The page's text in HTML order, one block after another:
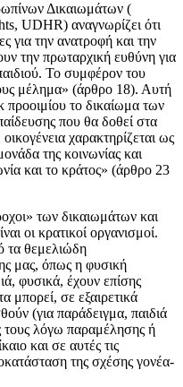
Δικαιωμάτων (
UDHR) αναγνωρίζει ότι
για την ανατροφή και την
την πρωταρχική ευθύνη για
Το συμφέρον του
μέλημα» (άρθρο 18). Αυτή
προοιμίου το δικαίωμα των
που θα δοθεί στα
χαρακτηρίζεται ως
της κοινωνίας και
και το κράτος» (άρθρο 23
των δικαιωμάτων και
οι κρατικοί οργανισμοί.
τα θεμελιώδη
μας, όπως η φυσική
φυσικά, έχουν επίσης
μπορεί, σε εξαιρετικά
(για παράδειγμα, παιδιά
τους λόγω παραμέλησης ή
και σε αυτές τις
της σχέσης γονέα-